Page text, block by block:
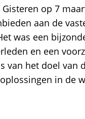
op 7
aan de
was een
en een
van het doel van
in de